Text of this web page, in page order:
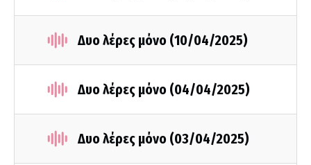
Δυο λέρες μόνο (10/04/2025)
Δυο λέρες μόνο (04/04/2025)
Δυο λέρες μόνο (03/04/2025)